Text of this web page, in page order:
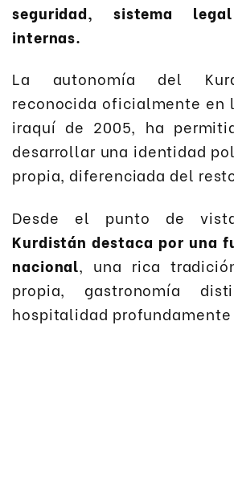
seguridad, sistema
internas.
La autonomía del
reconocida oficialmente en
iraquí de 2005, ha
desarrollar una identidad
propia, diferenciada del
Desde el punto de
Kurdistán destaca por una
nacional, una rica
propia, gastronomía
hospitalidad